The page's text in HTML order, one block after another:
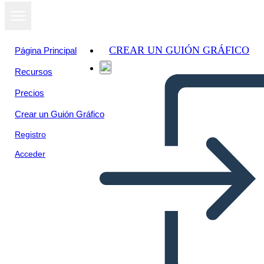
Página Principal
Recursos
Precios
Crear un Guión Gráfico
Registro
Acceder
CREAR UN GUIÓN GRÁFICO